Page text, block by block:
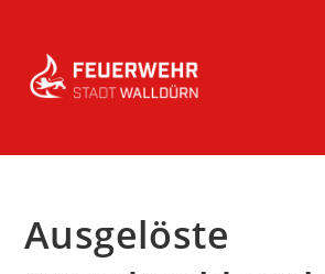
Ausgelöste